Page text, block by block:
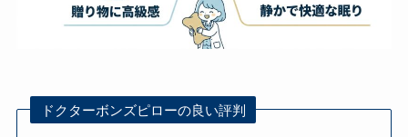
ドクターボンズピローの良い評判